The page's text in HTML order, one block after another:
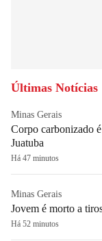
Últimas Notícias
Minas Gerais
Corpo carbonizado
Juatuba
Há 47 minutos
Minas Gerais
Jovem é morto a
Há 52 minutos